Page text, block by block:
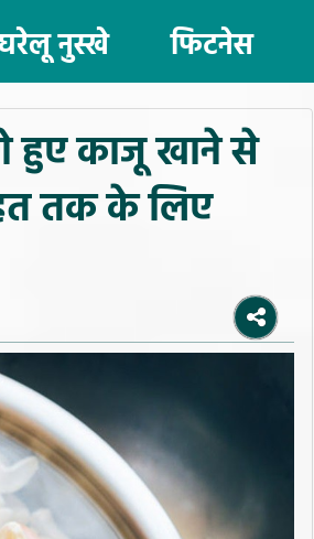
नुस्खे फिटनेस
हुए काजू खाने से
तक के लिए